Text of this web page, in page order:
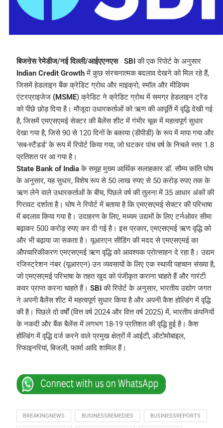
बिजऩेस रेमेडीज/नई दिल्ली/आईएएनएस SBIकी एक रिपोर्ट के अनुसार
Indian Credit Growthमें कुछ संरचनात्मक बदलाव देखने को मिल रहे हैं,
जिसमें हेडलाइन बैंक क्रेडिट ग्रोथ और माइक्रो, स्मॉल और मीडियम
एंटरप्राइजेज (MSME) क्रेडिट ने क्रेडिट ग्रोथ में समग्र हेडलाइन ट्रेंड
को पीछे छोड़ दिया है। मौजूदा उधारकर्ताओं को ऋण की आपूर्ति में वृद्धि देखी गई
है, जिसमें एमएसएमई सेक्टर की बैलेंस शीट में गंभीर चूक में महत्वपूर्ण सुधार
देखा गया है, जिसे 90 से 120 दिनों के बकाया (डीपीडी) के रूप में मापा गया और
‘सब-स्टैंडर्ड’ के रूप में रिपोर्ट किया गया, जो घटकर पांच वर्ष के निचले स्तर 1.8
प्रतिशत पर आ गया है।
State Bank of Indiaके समूह मुख्य आर्थिक सलाहकार डॉ. सौम्य कांति घोष
के अनुसार, यह सुधार, विशेष रूप से 50 लाख रुपए से 50 करोड़ रुपए तक के
ऋण लेने वाले उधारकर्ताओं के बीच, पिछले वर्ष की तुलना में 35 आधार अंकों की
गिरावट दर्शाता है। घोष ने रिपोर्ट में बताया है कि एमएसएमई सेक्टर की परिभाषा
में बदलाव किया गया है। उदाहरण के लिए, मध्यम उद्यमों के लिए टर्नओवर सीमा
बढ़ाकर 500 करोड़ रुपए कर दी गई है। इस प्रकार, एमएसएमई ऋण वृद्धि को
और भी बढ़ाया जा सकता है। यूआरएन सीडिंग की मदद से एमएसएमई का
औपचारिकीकरण एमएसएमई ऋण वृद्धि को आवश्यक प्रोत्साहन दे रहा है। उद्यम
रजिस्ट्रेशन नंबर (यूआरएन) उन व्यवसायों के लिए एक स्थायी पहचान संख्या है,
जो एमएसएमई परिभाषा के तहत खुद को पंजीकृत कराना चाहते हैं और गारंटी
कवर प्राप्त करना चाहते हैं। SBIकी रिपोर्ट के अनुसार, भारतीय उद्योग जगत
ने अपनी बैलेंस शीट में महत्वपूर्ण सुधार किया है और अपनी कैश होल्डिंग में वृद्धि
की है। पिछले दो वर्षों (वित्त वर्ष 2024 और वित्त वर्ष 2025) में, भारतीय कंपनियों
के नकदी और बैंक बैलेंस में लगभग 18-19 प्रतिशत की वृद्धि हुई है। कैश
होल्डिंग में वृद्धि दर्ज करने वाले प्रमुख क्षेत्रों में आईटी, ऑटोमोबाइल,
रिफाइनरियां, बिजली, फार्मा आदि शामिल हैं।
BREAKINGNEWS BUSINESSREMEDIES BUSINESSREPORTS